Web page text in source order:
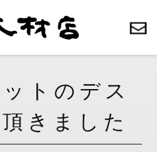
トのデス
きました